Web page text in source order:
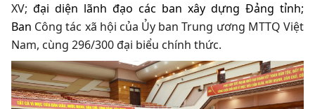
XV; đại diện lãnh đạo các ban xây dựng Đảng tỉnh;
Ban Công tác xã hội của Ủy ban Trung ương MTTQ Việt
Nam, cùng 296/300 đại biểu chính thức.